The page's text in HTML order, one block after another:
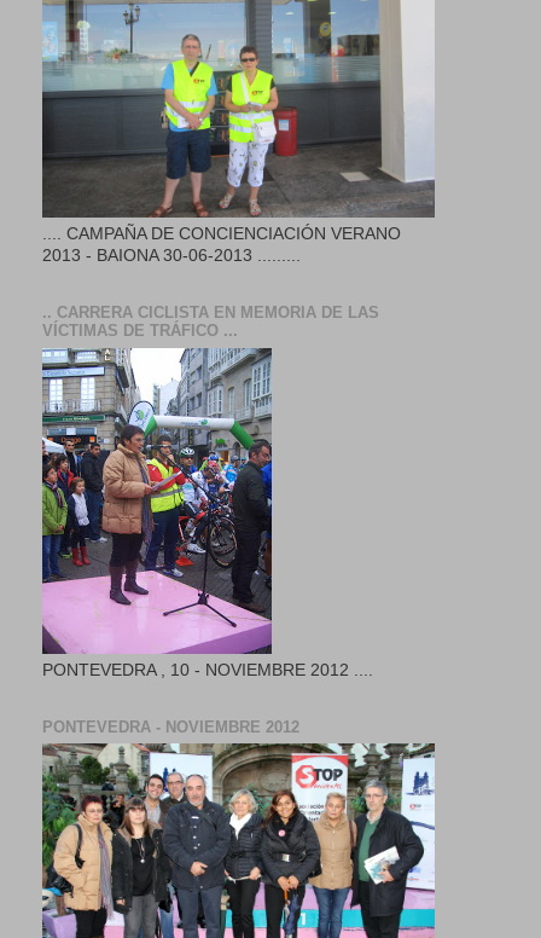
.... CAMPAÑA DE CONCIENCIACIÓN VERANO
2013 - BAIONA 30-06-2013 .........
.. CARRERA CICLISTA EN MEMORIA DE LAS
VÍCTIMAS DE TRÁFICO ...
PONTEVEDRA , 10 - NOVIEMBRE 2012 ....
PONTEVEDRA - NOVIEMBRE 2012